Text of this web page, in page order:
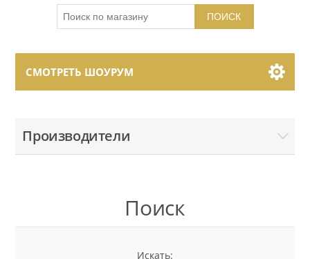
ПОИСК
СМОТРЕТЬ ШОУРУМ
Collections
Производители
Поиск
Искать: